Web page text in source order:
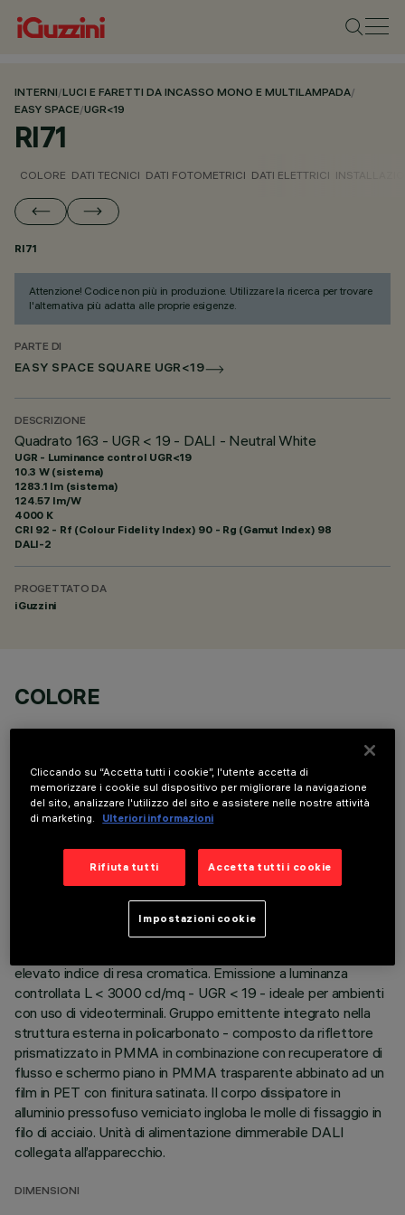
INTERNI/LUCI E FARETTI DA INCASSO MONO E MULTILAMPADA/
EASY SPACE/UGR<19
RI71
COLORE DATI TECNICI DATI FOTOMETRICI DATI ELETTRICI
RI71
Attenzione! Codice non più in produzione. Utilizzare la ricerca per trovare
l'alternativa più adatta alle proprie esigenze.
PARTE DI
EASY SPACE SQUARE UGR<19
DESCRIZIONE
Quadrato 163 - UGR < 19 - DALI - Neutral White
UGR - Luminance control UGR<19
10.3 W (sistema)
1283.1 lm (sistema)
124.57 lm/W
4000 K
CRI 92 - Rf (Colour Fidelity Index) 90 - Rg (Gamut Index) 98
DALI-2
PROGETTATO DA
iGuzzini
COLORE
DATI TECNICI
ULTIMO AGGIORNAMENTO: 06/08/2026
Apparecchio quadrato da incasso ad ottica fissa, versione
elevato indice di resa cromatica. Emissione a luminanza
controllata L < 3000 cd/mq - UGR < 19 - ideale per ambienti
con uso di videoterminali. Gruppo emittente integrato nella
struttura esterna in policarbonato - composto da riflettore
prismatizzato in PMMA in combinazione con recuperatore di
flusso e schermo piano in PMMA trasparente abbinato ad un
film in PET con finitura satinata. Il corpo dissipatore in
alluminio pressofuso verniciato ingloba le molle di fissaggio in
filo di acciaio. Unità di alimentazione dimmerabile DALI
collegata all’apparecchio.
DIMENSIONI
Cliccando su “Accetta tutti i cookie”, l'utente accetta di
memorizzare i cookie sul dispositivo per migliorare la navigazione
del sito, analizzare l'utilizzo del sito e assistere nelle nostre attività
di marketing.
Ulteriori informazioni
Rifiuta tutti Accetta tutti i cookie
Impostazioni cookie